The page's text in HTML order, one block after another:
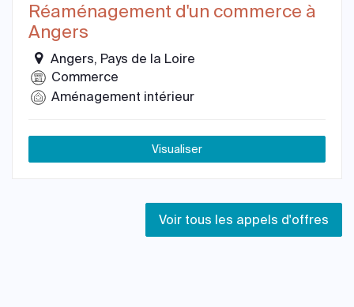
Réaménagement d'un commerce à
Angers
Angers, Pays de la Loire
Commerce
Aménagement intérieur
Visualiser
Voir tous les appels d'offres